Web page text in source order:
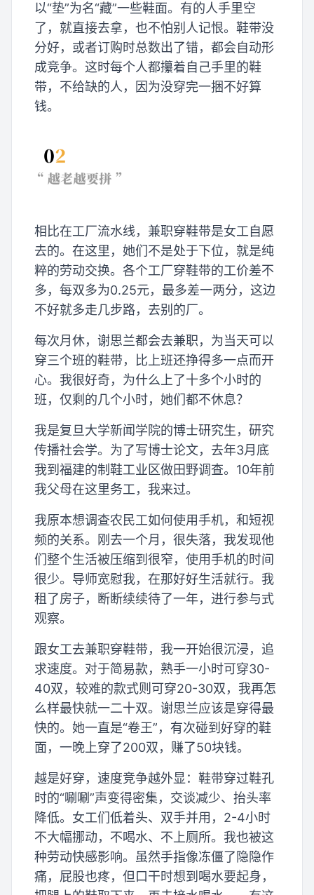
以“垫”为名“藏”一些鞋面。有的人手里空
了，就直接去拿，也不怕别人记恨。鞋带没
分好，或者订购时总数出了错，都会自动形
成竞争。这时每个人都攥着自己手里的鞋
带，不给缺的人，因为没穿完一捆不好算
钱。
相比在工厂流水线，兼职穿鞋带是女工自愿
去的。在这里，她们不是处于下位，就是纯
粹的劳动交换。各个工厂穿鞋带的工价差不
多，每双多为0.25元，最多差一两分，这边
不好就多走几步路，去别的厂。
每次月休，谢思兰都会去兼职，为当天可以
穿三个班的鞋带，比上班还挣得多一点而开
心。我很好奇，为什么上了十多个小时的
班，仅剩的几个小时，她们都不休息？
我是复旦大学新闻学院的博士研究生，研究
传播社会学。为了写博士论文，去年3月底
我到福建的制鞋工业区做田野调查。10年前
我父母在这里务工，我来过。
我原本想调查农民工如何使用手机，和短视
频的关系。刚去一个月，很失落，我发现他
们整个生活被压缩到很窄，使用手机的时间
很少。导师宽慰我，在那好好生活就行。我
租了房子，断断续续待了一年，进行参与式
观察。
跟女工去兼职穿鞋带，我一开始很沉浸，追
求速度。对于简易款，熟手一小时可穿30-
40双，较难的款式则可穿20-30双，我再怎
么样最快就一二十双。谢思兰应该是穿得最
快的。她一直是“卷王”，有次碰到好穿的鞋
面，一晚上穿了200双，赚了50块钱。
越是好穿，速度竞争越外显：鞋带穿过鞋孔
时的“唰唰”声变得密集，交谈减少、抬头率
降低。女工们低着头、双手并用，2-4小时
不大幅挪动，不喝水、不上厕所。我也被这
种劳动快感影响。虽然手指像冻僵了隐隐作
痛，屁股也疼，但口干时想到喝水要起身，